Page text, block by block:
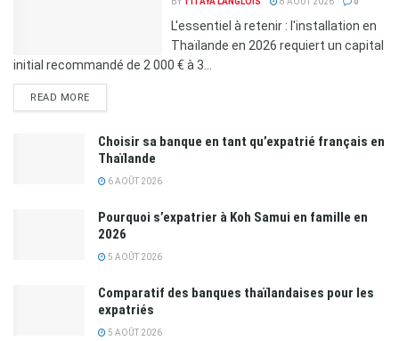
L'essentiel à retenir : l'installation en
Thaïlande en 2026 requiert un capital
initial recommandé de 2 000 € à 3...
READ MORE
Choisir sa banque en tant qu’expatrié français en
Thaïlande
6 AOÛT 2026
Pourquoi s’expatrier à Koh Samui en famille en
2026
5 AOÛT 2026
Comparatif des banques thaïlandaises pour les
expatriés
5 AOÛT 2026